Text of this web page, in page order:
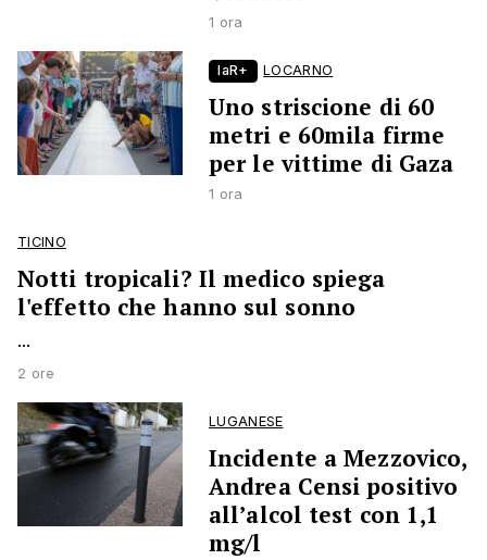
1 ora
laR+ LOCARNO
Uno striscione di 60
metri e 60mila firme
per le vittime di Gaza
1 ora
TICINO
Notti tropicali? Il medico spiega
l'effetto che hanno sul sonno
...
2 ore
LUGANESE
Incidente a Mezzovico,
Andrea Censi positivo
all’alcol test con 1,1
mg/l